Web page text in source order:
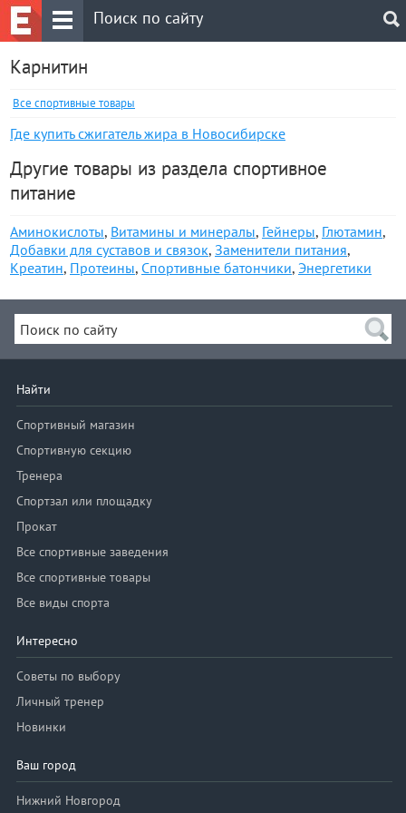
Карнитин
Все спортивные товары
Где купить сжигатель жира в Новосибирске
Другие товары из раздела спортивное
питание
Аминокислоты, Витамины и минералы, Гейнеры, Глютамин,
Добавки для суставов и связок, Заменители питания,
Креатин, Протеины, Спортивные батончики, Энергетики
Найти
Спортивный магазин
Спортивную секцию
Тренера
Спортзал или площадку
Прокат
Все спортивные заведения
Все спортивные товары
Все виды спорта
Интересно
Советы по выбору
Личный тренер
Новинки
Ваш город
Нижний Новгород